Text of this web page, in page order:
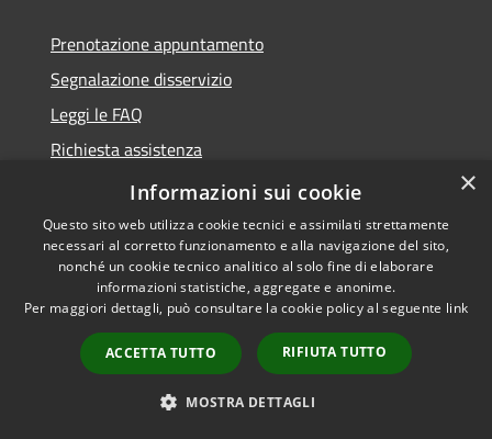
Prenotazione appuntamento
Segnalazione disservizio
Leggi le FAQ
Richiesta assistenza
Amministrazione trasparente
Storico Amministrazione Trasparente
Informativa privacy
Note legali
Dichiarazione di accessibilità
×
Informazioni sui cookie
Questo sito web utilizza cookie tecnici e assimilati strettamente
necessari al corretto funzionamento e alla navigazione del sito,
nonché un cookie tecnico analitico al solo fine di elaborare
informazioni statistiche, aggregate e anonime.
Per maggiori dettagli, può consultare la cookie policy al seguente link
ACCETTA TUTTO RIFIUTA TUTTO
MOSTRA DETTAGLI